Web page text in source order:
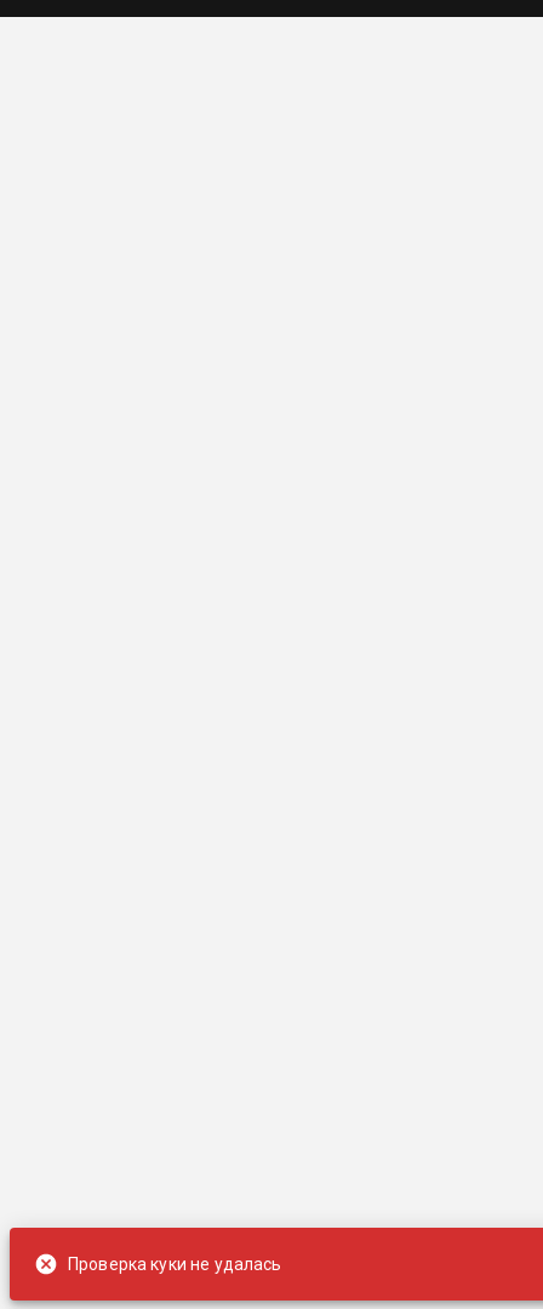
Проверка куки не удалась